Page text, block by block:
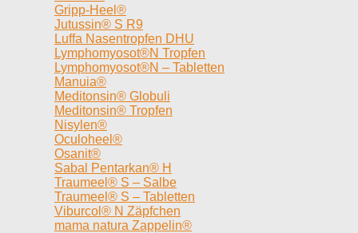
Gripp-Heel®
Jutussin® S R9
Luffa Nasentropfen DHU
Lymphomyosot®N Tropfen
Lymphomyosot®N – Tabletten
Manuia®
Meditonsin® Globuli
Meditonsin® Tropfen
Nisylen®
Oculoheel®
Osanit®
Sabal Pentarkan® H
Traumeel® S – Salbe
Traumeel® S – Tabletten
Viburcol® N Zäpfchen
mama natura Zappelin®